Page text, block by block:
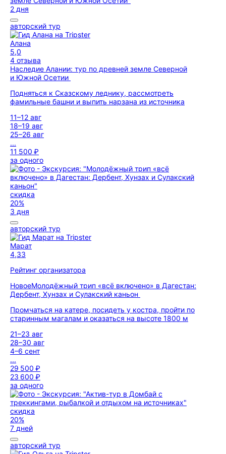
2 дня
авторский тур
Алана
5,0
4 отзыва
Наследие Алании: тур по древней земле Северной
и Южной Осетии
Подняться к Сказскому леднику, рассмотреть
фамильные башни и выпить нарзана из источника
11–12 авг
18–19 авг
25–26 авг
...
11 500 ₽
за одного
скидка
20%
3 дня
авторский тур
Марат
4,33
Рейтинг организатора
НовоеМолодёжный трип «всё включено» в Дагестан:
Дербент, Хунзах и Сулакский каньон
Промчаться на катере, посидеть у костра, пройти по
старинным магалам и оказаться на высоте 1800 м
21–23 авг
28–30 авг
4–6 сент
...
29 500 ₽
23 600 ₽
за одного
скидка
20%
7 дней
авторский тур